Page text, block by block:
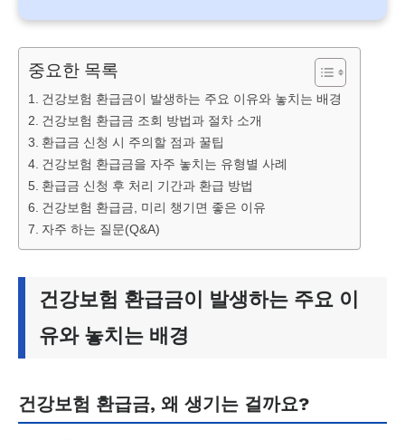
중요한 목록
건강보험 환급금이 발생하는 주요 이유와 놓치는 배경
건강보험 환급금 조회 방법과 절차 소개
환급금 신청 시 주의할 점과 꿀팁
건강보험 환급금을 자주 놓치는 유형별 사례
환급금 신청 후 처리 기간과 환급 방법
건강보험 환급금, 미리 챙기면 좋은 이유
자주 하는 질문(Q&A)
건강보험 환급금이 발생하는 주요 이
유와 놓치는 배경
건강보험 환급금, 왜 생기는 걸까요?